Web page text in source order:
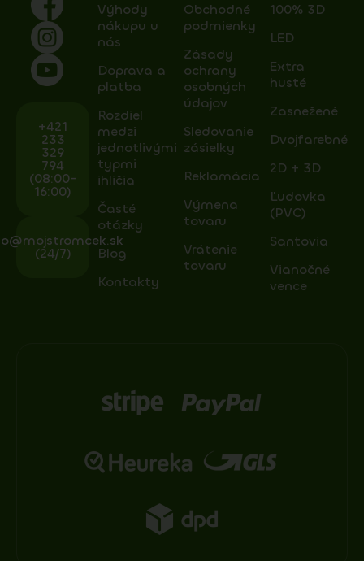
+421
233
329
794
(08:00-
16:00)
(24/7)
Výhody
nákupu u
nás
Doprava a
platba
Rozdiel
medzi
jednotlivými
typmi
ihličia
Časté
otázky
Blog
Kontakty
Obchodné
podmienky
Zásady
ochrany
osobných
údajov
Sledovanie
zásielky
Reklamácia
Výmena
tovaru
Vrátenie
tovaru
100% 3D
LED
Extra
husté
Zasnežené
Dvojfarebné
2D + 3D
Ľudovka
(PVC)
Santovia
Vianočné
vence